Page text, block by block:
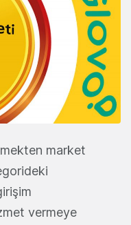
market
vermeye